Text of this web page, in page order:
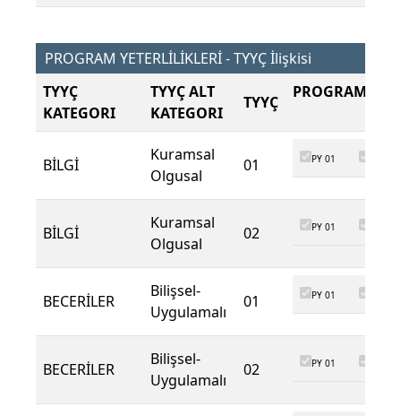
PROGRAM YETERLİLİKLERİ - TYYÇ İlişkisi
TYYÇ
KATEGORI
TYYÇ ALT
KATEGORI
TYYÇ
PROGRAM
BİLGİ
Kuramsal
Olgusal
01 PY 01
BİLGİ
Kuramsal
Olgusal
02 PY 01
BECERİLER
Bilişsel-
Uygulamalı
01 PY 01
BECERİLER
Bilişsel-
Uygulamalı
02 PY 01